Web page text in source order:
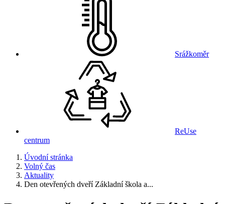
Srážkoměr
ReUse
centrum
Úvodní stránka
Volný čas
Aktuality
Den otevřených dveří Základní škola a...